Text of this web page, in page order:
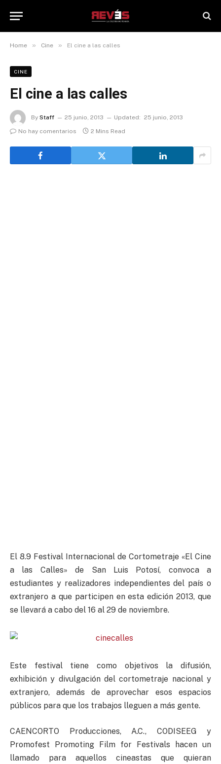
Home » Cine » El cine a las calles
CINE
El cine a las calles
By Staff 25 junio, 2013 Updated: 25 junio, 2013
No hay comentarios
2 Mins Read
El 8.9 Festival Internacional de Cortometraje «El Cine
a las Calles» de San Luis Potosí, convoca a
estudiantes y realizadores independientes del país o
extranjero a que participen en esta edición 2013, que
se llevará a cabo del 16 al 29 de noviembre.
Este festival tiene como objetivos la difusión,
exhibición y divulgación del cortometraje nacional y
extranjero, además de aprovechar esos espacios
públicos para que los trabajos lleguen a más gente.
CAENCORTO Producciones, A.C., CODISEEG y
Promofest Promoting Film for Festivals hacen un
llamado para aquellos cineastas que quieran